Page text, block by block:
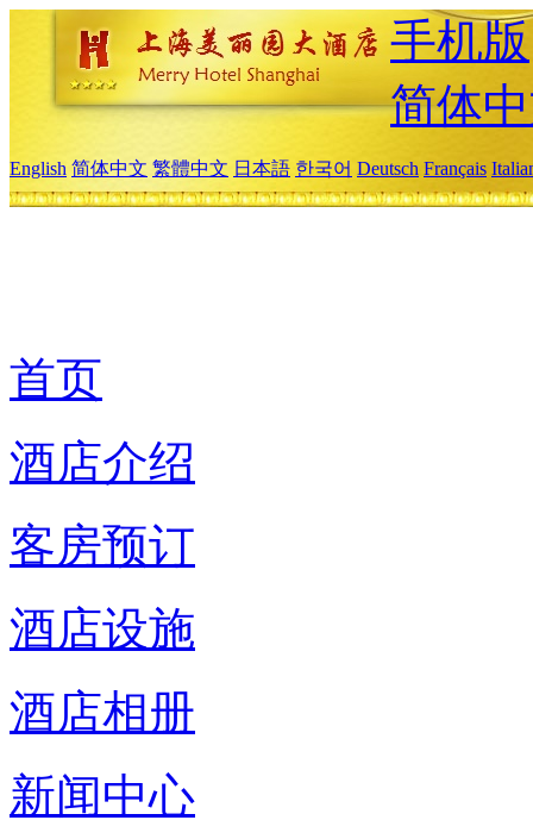
手机版
简体
English 简体中文 繁體中文 日本語 한국어 Deutsch Français
首页
酒店介绍
客房预订
酒店设施
酒店相册
新闻中心